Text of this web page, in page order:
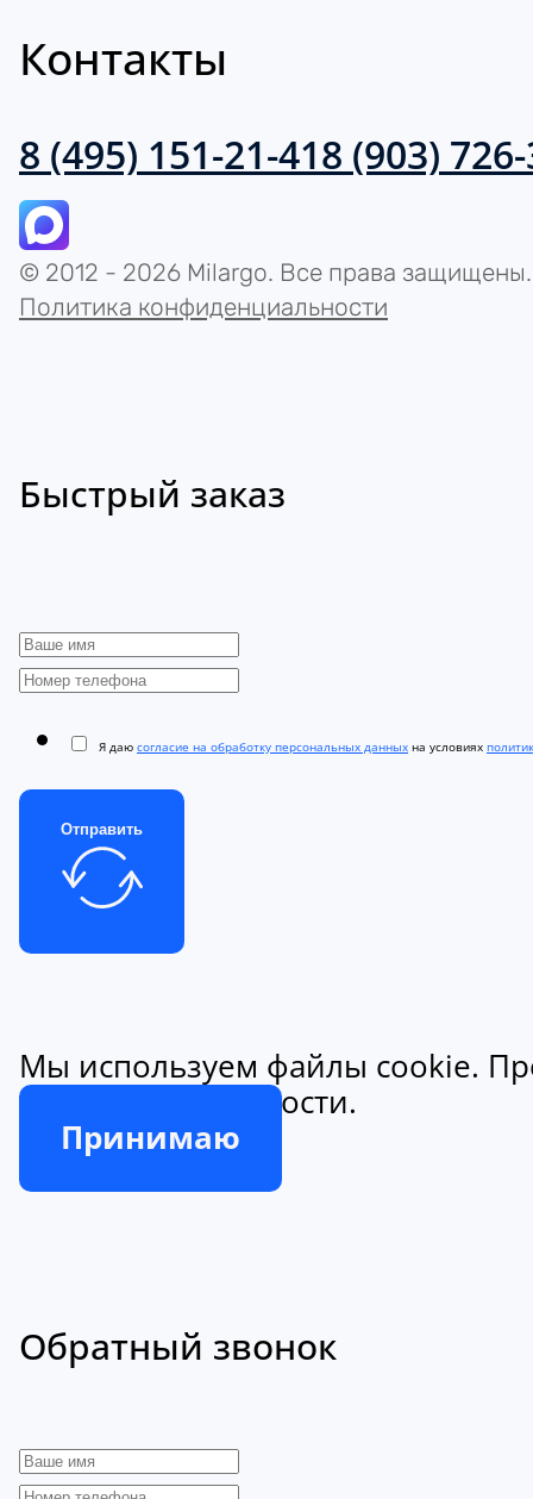
Контакты
8 (495) 151-21-418 (903)
© 2012 - 2026 Milargo. Все права защищены.
Политика конфиденциальности
Быстрый заказ
Я даю согласие на обработку персональных данных на условиях
Отправить
Мы используем файлы cookie.
конфиденциальности.
Принимаю
Обратный звонок